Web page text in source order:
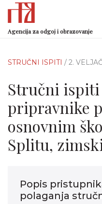
Agencija za odgoj i obrazovanje
STRUČNI ISPITI / 2.
Stručni ispiti
pripravnike
osnovnim
Splitu,
Popis
polaganja